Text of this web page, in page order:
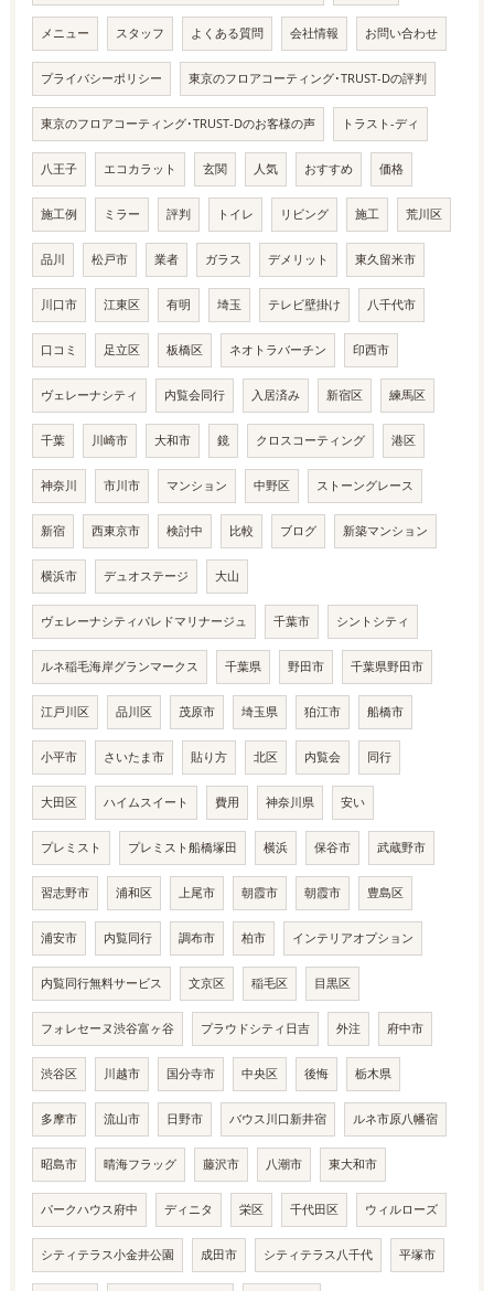
メニュー スタッフ よくある質問 会社情報 お問い合わせ
プライバシーポリシー 東京のフロアコーティング･TRUST-Dの評判
東京のフロアコーティング･TRUST-Dのお客様の声 トラスト-ディ
八王子 エコカラット 玄関 人気 おすすめ 価格
施工例 ミラー 評判 トイレ リビング 施工 荒川区
品川 松戸市 業者 ガラス デメリット 東久留米市
川口市 江東区 有明 埼玉 テレビ壁掛け 八千代市
口コミ 足立区 板橋区 ネオトラバーチン 印西市
ヴェレーナシティ 内覧会同行 入居済み 新宿区 練馬区
千葉 川崎市 大和市 鏡 クロスコーティング 港区
神奈川 市川市 マンション 中野区 ストーングレース
新宿 西東京市 検討中 比較 ブログ 新築マンション
横浜市 デュオステージ 大山
ヴェレーナシティパレドマリナージュ 千葉市 シントシティ
ルネ稲毛海岸グランマークス 千葉県 野田市 千葉県野田市
江戸川区 品川区 茂原市 埼玉県 狛江市 船橋市
小平市 さいたま市 貼り方 北区 内覧会 同行
大田区 ハイムスイート 費用 神奈川県 安い
プレミスト プレミスト船橋塚田 横浜 保谷市 武蔵野市
習志野市 浦和区 上尾市 朝霞市 朝霞市 豊島区
浦安市 内覧同行 調布市 柏市 インテリアオプション
内覧同行無料サービス 文京区 稲毛区 目黒区
フォレセーヌ渋谷富ヶ谷 プラウドシティ日吉 外注 府中市
渋谷区 川越市 国分寺市 中央区 後悔 栃木県
多摩市 流山市 日野市 バウス川口新井宿 ルネ市原八幡宿
昭島市 晴海フラッグ 藤沢市 八潮市 東大和市
パークハウス府中 ディニタ 栄区 千代田区 ウィルローズ
シティテラス小金井公園 成田市 シティテラス八千代 平塚市